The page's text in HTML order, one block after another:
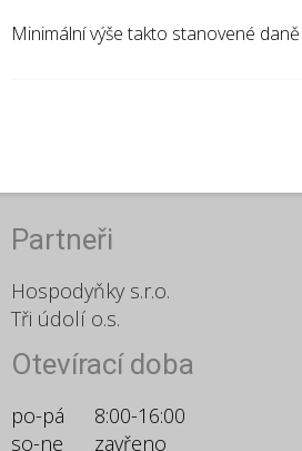
Minimální výše takto stanovené
Partneři
Hospodyňky s.r.o.
Tři údolí o.s.
Otevírací doba
po-pá
8:00-16:00
so-ne
zavřeno